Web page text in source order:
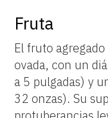
Fruta
El fruto
ovada, con un
a 5 pulgadas) y
32 onzas). Su